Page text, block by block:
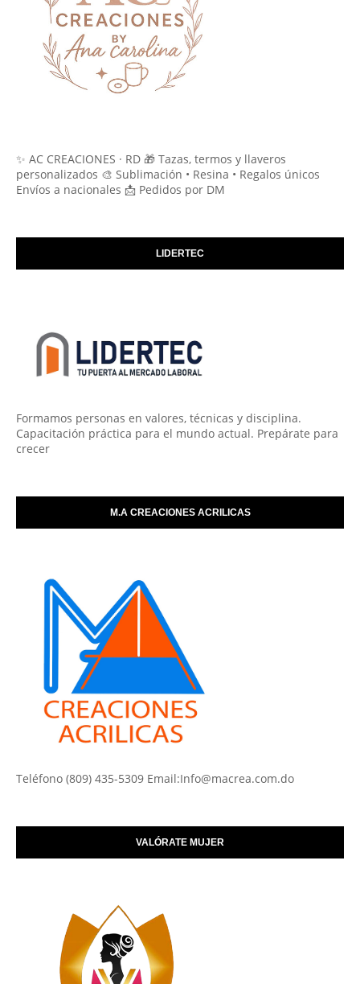
✨ AC CREACIONES · RD 🎁 Tazas, termos y llaveros
personalizados 🎨 Sublimación • Resina • Regalos únicos
Envíos a nacionales 📩 Pedidos por DM
LIDERTEC
Formamos personas en valores, técnicas y disciplina.
Capacitación práctica para el mundo actual. Prepárate para
crecer
M.A CREACIONES ACRILICAS
Teléfono (809) 435-5309 Email:Info@macrea.com.do
VALÓRATE MUJER